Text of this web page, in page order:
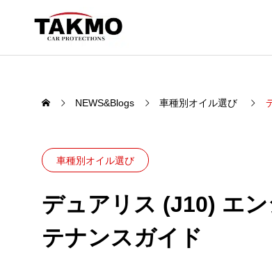
PRODUCTS
”愛車を守る品質。”
NEWS&Blogs 車種別オイル選び
車種別オイル選び
デュアリス (J10) エ
テナンスガイド